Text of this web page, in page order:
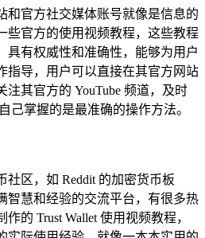
和官方社交媒体账号就像是信息的
些官方的使用视频教程，这些教程
具有权威性和准确性，能够为用户
指导，用户可以直接在其官方网站
注其官方的 YouTube 频道，及时
己掌握的是最准确的操作方法。
社区，如 Reddit 的加密货币板
智慧和经验的交流平台，有很多热
的 Trust Wallet 使用视频教程，